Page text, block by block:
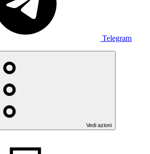
Telegram
Vedi azioni